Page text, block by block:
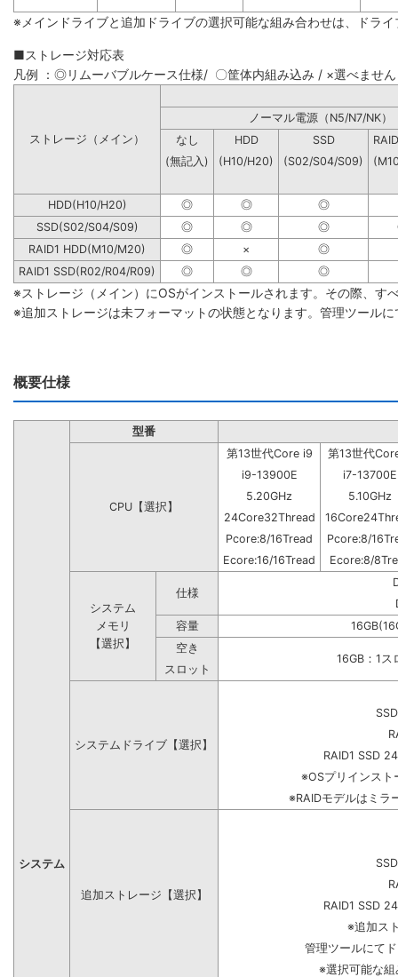
※メインドライブと追加ドライブの選択可能な組み合わせは、ドラ
■ストレージ対応表
凡例 ：◎リムーバブルケース仕様/ 〇筐体内組み込み / ×選べません
ノーマル電源（N5/
ストレージ（メイン）
なし HDD SSD
(無記入)
(H10/H20) (S02/S04/S09)
HDD(H10/H20) ◎ ◎
◎
SSD(S02/S04/S09)
◎ ◎ ◎
RAID1 HDD(M10/M20)
◎ ×
◎
RAID1 SSD(R02/R04/R09)
◎ ◎ ◎
※ストレージ（メイン）にOSがインストールされます。その際、す
※追加ストレージは未フォーマットの状態となります。管理ツール
概要仕様
システム
型番
CPU【選択】
第13世代Core i9
第13世代
i9-13900E
i7-13700E
5.20GHz
5.10GHz
24Core32Thread
Pcore:8/16Tread
Pcore:8/
Ecore:16/16Tread
Ecore:8/
システム
メモリ
【選択】
仕様
容量
空き
16GB：1
スロット
システムドライブ【選択】
RAID1 SSD
※OSプリインスト
※RAIDモデルはミラ
追加ストレージ【選択】
RAID1 SSD
※追加ス
管理ツールにて
※選択可能な